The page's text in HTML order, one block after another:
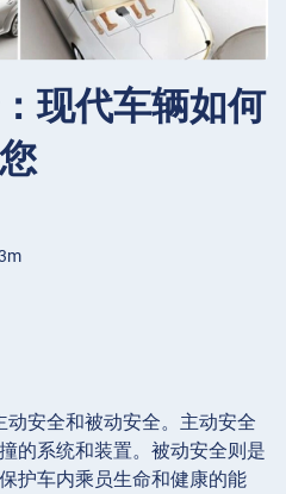
现代车辆如何
安全和被动安全。主动安全
的系统和装置。被动安全则是
护车内乘员生命和健康的能